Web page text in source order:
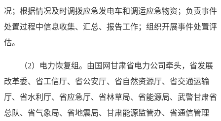
况；根据情况及时调拨应急发电车和调运应急物资；负责事件
处置过程中信息收集、汇总、报告工作；组织开展事件处置评
估。
（2）电力恢复组。由国网甘肃省电力公司牵头，省发展
改革委、省工信厅、省公安厅、省自然资源厅、省交通运输
厅、省水利厅、省应急厅、省林草局、省能源局、武警甘肃省
总队、省气象局、省地震局、甘肃能源监管办、省通信管理